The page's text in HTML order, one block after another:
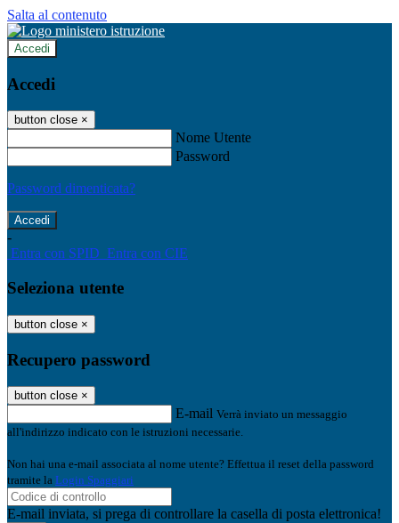
Salta al contenuto
Accedi
Accedi
button close ×
Nome Utente
Password
Password dimenticata?
-
Entra con SPID Entra con CIE
Seleziona utente
button close ×
Recupero password
button close ×
E-mail Verrà inviato un messaggio
all'indirizzo indicato con le istruzioni necessarie.
Non hai una e-mail associata al nome utente? Effettua il reset della password
tramite la Login Spaggiari
E-mail inviata, si prega di controllare la casella di posta elettronica!